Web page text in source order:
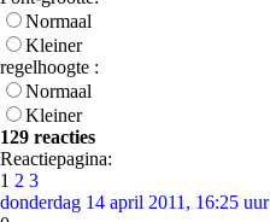
Normaal
Kleiner
regelhoogte :
Normaal
Kleiner
129 reacties
Reactiepagina:
1 2 3
donderdag 14 april 2011, 16:25 uur